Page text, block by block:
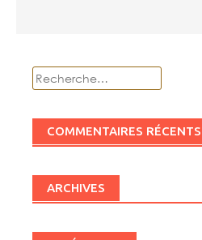
Rechercher :
COMMENTAIRES RÉCENTS
ARCHIVES